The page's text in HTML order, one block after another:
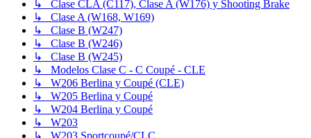
↳ Clase CLA (C117), Clase A (W176) y Shooting Brake
↳ Clase A (W168, W169)
↳ Clase B (W247)
↳ Clase B (W246)
↳ Clase B (W245)
↳ Modelos Clase C - C Coupé - CLE
↳ W206 Berlina y Coupé (CLE)
↳ W205 Berlina y Coupé
↳ W204 Berlina y Coupé
↳ W203
↳ W203 Sportcoupé/CLC